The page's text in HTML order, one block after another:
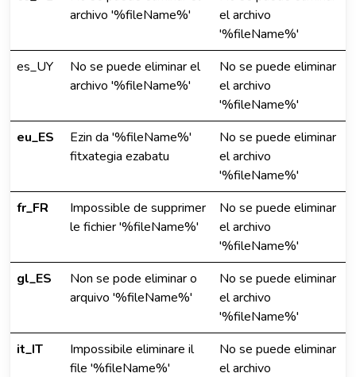
archivo '%fileName%'
el archivo
'%fileName%'
es_UY
No se puede eliminar el
archivo '%fileName%'
No se puede eliminar
el archivo
'%fileName%'
eu_ES
Ezin da '%fileName%'
fitxategia ezabatu
No se puede eliminar
el archivo
'%fileName%'
fr_FR
Impossible de supprimer
le fichier '%fileName%'
No se puede eliminar
el archivo
'%fileName%'
gl_ES
Non se pode eliminar o
arquivo '%fileName%'
No se puede eliminar
el archivo
'%fileName%'
it_IT
Impossibile eliminare il
file '%fileName%'
No se puede eliminar
el archivo